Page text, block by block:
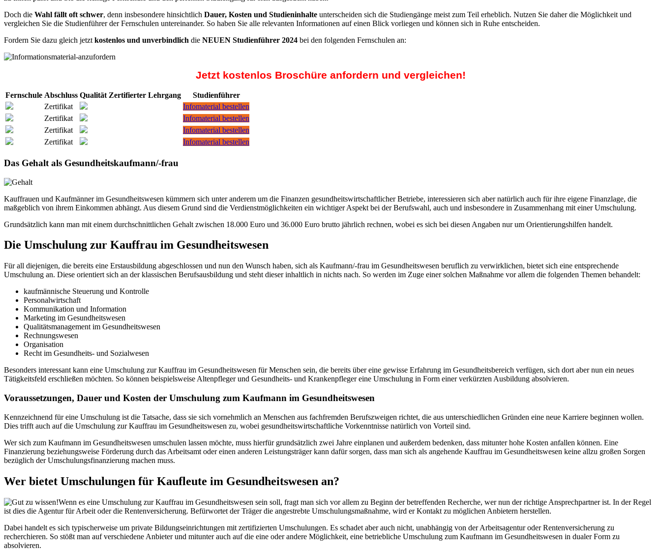
Doch die Wahl fällt oft schwer, denn insbesondere hinsichtlich Dauer, Kosten und Studieninhalte unterscheiden sich die Studiengänge meist zum Teil erheblich. Nutzen Sie daher die Möglichkeit und
vergleichen Sie die Studienführer der Fernschulen untereinander. So haben Sie alle relevanten Informationen auf einen Blick vorliegen und können sich in Ruhe entscheiden.
Fordern Sie dazu gleich jetzt kostenlos und unverbindlich die NEUEN Studienführer 2024 bei den folgenden Fernschulen an:
Jetzt kostenlos Broschüre anfordern und vergleichen!
Fernschule Abschluss Qualität Zertifierter Lehrgang
Studienführer
Zertifikat
Infomaterial bestellen
Zertifikat
Infomaterial bestellen
Zertifikat
Infomaterial bestellen
Zertifikat
Infomaterial bestellen
Das Gehalt als Gesundheitskaufmann/-frau
Kauffrauen und Kaufmänner im Gesundheitswesen kümmern sich unter anderem um die Finanzen gesundheitswirtschaftlicher Betriebe, interessieren sich aber natürlich auch für ihre eigene Finanzlage, die
maßgeblich von ihrem Einkommen abhängt. Aus diesem Grund sind die Verdienstmöglichkeiten ein wichtiger Aspekt bei der Berufswahl, auch und insbesondere in Zusammenhang mit einer Umschulung.
Grundsätzlich kann man mit einem durchschnittlichen Gehalt zwischen 18.000 Euro und 36.000 Euro brutto jährlich rechnen, wobei es sich bei diesen Angaben nur um Orientierungshilfen handelt.
Die Umschulung zur Kauffrau im Gesundheitswesen
Für all diejenigen, die bereits eine Erstausbildung abgeschlossen und nun den Wunsch haben, sich als Kaufmann/-frau im Gesundheitswesen beruflich zu verwirklichen, bietet sich eine entsprechende
Umschulung an. Diese orientiert sich an der klassischen Berufsausbildung und steht dieser inhaltlich in nichts nach. So werden im Zuge einer solchen Maßnahme vor allem die folgenden Themen behandelt:
kaufmännische Steuerung und Kontrolle
Personalwirtschaft
Kommunikation und Information
Marketing im Gesundheitswesen
Qualitätsmanagement im Gesundheitswesen
Rechnungswesen
Organisation
Recht im Gesundheits- und Sozialwesen
Besonders interessant kann eine Umschulung zur Kauffrau im Gesundheitswesen für Menschen sein, die bereits über eine gewisse Erfahrung im Gesundheitsbereich verfügen, sich dort aber nun ein neues
Tätigkeitsfeld erschließen möchten. So können beispielsweise Altenpfleger und Gesundheits- und Krankenpfleger eine Umschulung in Form einer verkürzten Ausbildung absolvieren.
Voraussetzungen, Dauer und Kosten der Umschulung zum Kaufmann im Gesundheitswesen
Kennzeichnend für eine Umschulung ist die Tatsache, dass sie sich vornehmlich an Menschen aus fachfremden Berufszweigen richtet, die aus unterschiedlichen Gründen eine neue Karriere beginnen wollen.
Dies trifft auch auf die Umschulung zur Kauffrau im Gesundheitswesen zu, wobei gesundheitswirtschaftliche Vorkenntnisse natürlich von Vorteil sind.
Wer sich zum Kaufmann im Gesundheitswesen umschulen lassen möchte, muss hierfür grundsätzlich zwei Jahre einplanen und außerdem bedenken, dass mitunter hohe Kosten anfallen können. Eine
Finanzierung beziehungsweise Förderung durch das Arbeitsamt oder einen anderen Leistungsträger kann dafür sorgen, dass man sich als angehende Kauffrau im Gesundheitswesen keine allzu großen Sorgen
bezüglich der Umschulungsfinanzierung machen muss.
Wer bietet Umschulungen für Kaufleute im Gesundheitswesen an?
Wenn es eine Umschulung zur Kauffrau im Gesundheitswesen sein soll, fragt man sich vor allem zu Beginn der betreffenden Recherche, wer nun der richtige Ansprechpartner ist. In der Regel
ist dies die Agentur für Arbeit oder die Rentenversicherung. Befürwortet der Träger die angestrebte Umschulungsmaßnahme, wird er Kontakt zu möglichen Anbietern herstellen.
Dabei handelt es sich typischerweise um private Bildungseinrichtungen mit zertifizierten Umschulungen. Es schadet aber auch nicht, unabhängig von der Arbeitsagentur oder Rentenversicherung zu
recherchieren. So stößt man auf verschiedene Anbieter und mitunter auch auf die eine oder andere Möglichkeit, eine betriebliche Umschulung zum Kaufmann im Gesundheitswesen in dualer Form zu
absolvieren.